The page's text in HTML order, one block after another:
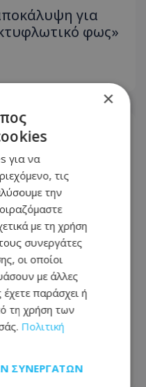
για
φως»
Αλεξανδράτου
–
νομικά
×
για να
τις
την
με τη χρήση
συνεργάτες
οι οποίοι
με άλλες
παράσχει ή
τη χρήση των
Πολιτική
ΣΥΝΕΡΓΑΤΏΝ